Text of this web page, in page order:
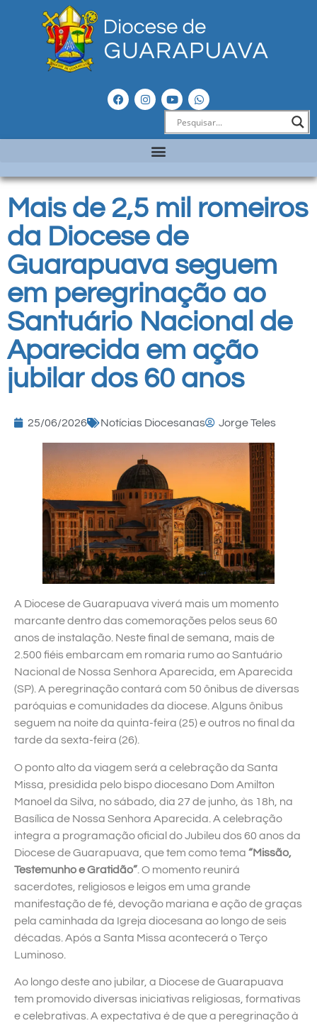
Mais de 2,5 mil romeiros
da Diocese de
Guarapuava seguem
em peregrinação ao
Santuário Nacional de
Aparecida em ação
jubilar dos 60 anos
25/06/2026 Notícias Diocesanas Jorge Teles
A Diocese de Guarapuava viverá mais um momento
marcante dentro das comemorações pelos seus 60
anos de instalação. Neste final de semana, mais de
2.500 fiéis embarcam em romaria rumo ao Santuário
Nacional de Nossa Senhora Aparecida, em Aparecida
(SP). A peregrinação contará com 50 ônibus de diversas
paróquias e comunidades da diocese. Alguns ônibus
seguem na noite da quinta-feira (25) e outros no final da
tarde da sexta-feira (26).
O ponto alto da viagem será a celebração da Santa
Missa, presidida pelo bispo diocesano Dom Amilton
Manoel da Silva, no sábado, dia 27 de junho, às 18h, na
Basílica de Nossa Senhora Aparecida. A celebração
integra a programação oficial do Jubileu dos 60 anos da
Diocese de Guarapuava, que tem como tema “Missão,
Testemunho e Gratidão” . O momento reunirá
sacerdotes, religiosos e leigos em uma grande
manifestação de fé, devoção mariana e ação de graças
pela caminhada da Igreja diocesana ao longo de seis
décadas. Após a Santa Missa acontecerá o Terço
Luminoso.
Ao longo deste ano jubilar, a Diocese de Guarapuava
tem promovido diversas iniciativas religiosas, formativas
e celebrativas. A expectativa é de que a peregrinação à